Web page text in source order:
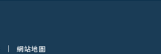
網站地圖